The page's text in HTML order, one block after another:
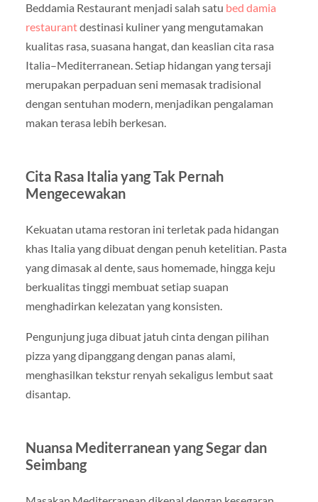
Beddamia Restaurant menjadi salah satu bed damia
restaurantdestinasi kuliner yang mengutamakan
kualitas rasa, suasana hangat, dan keaslian cita rasa
Italia–Mediterranean. Setiap hidangan yang tersaji
merupakan perpaduan seni memasak tradisional
dengan sentuhan modern, menjadikan pengalaman
makan terasa lebih berkesan.
Cita Rasa Italia yang Tak Pernah
Mengecewakan
Kekuatan utama restoran ini terletak pada hidangan
khas Italia yang dibuat dengan penuh ketelitian. Pasta
yang dimasak al dente, saus homemade, hingga keju
berkualitas tinggi membuat setiap suapan
menghadirkan kelezatan yang konsisten.
Pengunjung juga dibuat jatuh cinta dengan pilihan
pizza yang dipanggang dengan panas alami,
menghasilkan tekstur renyah sekaligus lembut saat
disantap.
Nuansa Mediterranean yang Segar dan
Seimbang